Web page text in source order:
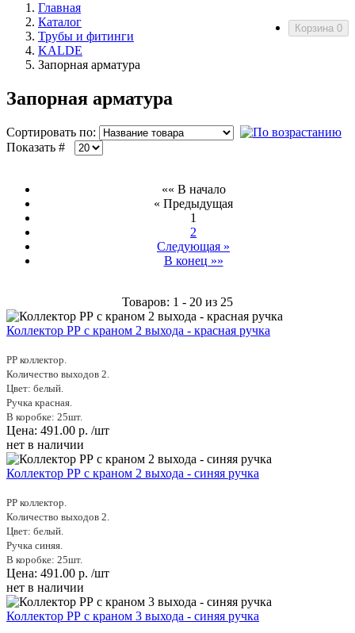
Корзина 0
Главная
Каталог
Трубы и фитинги
KALDE
Запорная арматура
Запорная арматура
Сортировать по:
Показать #
«« В начало
« Предыдущая
1
2
Следующая »
В конец »»
Товаров: 1 - 20 из 25
Коллектор РР с краном 2 выхода - красная ручка
PP коллектор.
Количество выходов 2.
Цвет: белый.
Ручка красная.
В коробке: 25шт.
Цена: 491.00 р. /шт
нет в наличии
Коллектор РР с краном 2 выхода - синяя ручка
PP коллектор.
Количество выходов 2.
Цвет: белый.
Ручка синяя.
В коробке: 25шт.
Цена: 491.00 р. /шт
нет в наличии
Коллектор РР с краном 3 выхода - синяя ручка